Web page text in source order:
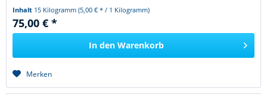
Inhalt 15 Kilogramm(5,00 € * / 1 Kilogramm)
75,00 € *
In den Warenkorb
Merken